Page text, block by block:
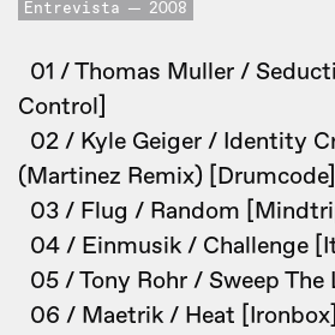
Entrevista 2008
01 / Thomas Muller /
Control]
02 / Kyle Geiger / Identity
(Martinez Remix) [Drumcode]
03 / Flug / Random
04 / Einmusik / Challenge
05 / Tony Rohr / Sweep The
06 / Maetrik / Heat [Ironbox]